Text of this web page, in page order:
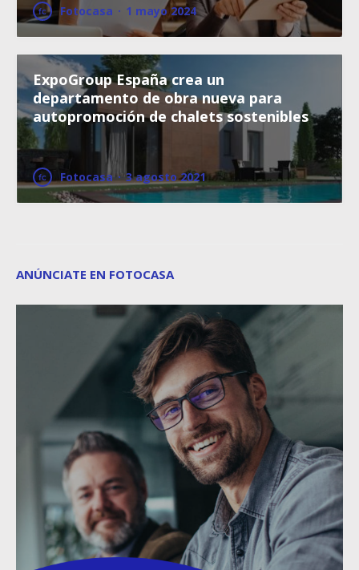
Fotocasa · 1 mayo 2024
ExpoGroup España crea un
departamento de obra nueva para
autopromoción de chalets sostenibles
Fotocasa · 3 agosto 2021
ANÚNCIATE EN FOTOCASA